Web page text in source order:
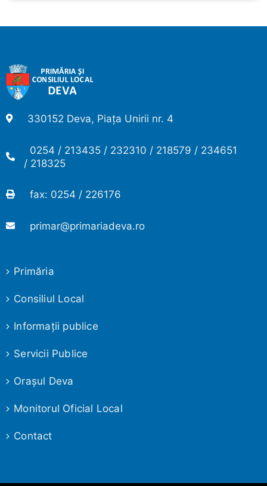
330152 Deva, Piața Unirii nr. 4
0254 / 213435 / 232310 / 218579 / 234651
/ 218325
fax: 0254 / 226176
primar@primariadeva.ro
Primăria
Consiliul Local
Informaţii publice
Servicii Publice
Oraşul Deva
Monitorul Oficial Local
Contact